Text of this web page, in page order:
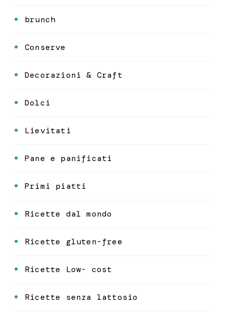
brunch
Conserve
Decorazioni & Craft
Dolci
Lievitati
Pane e panificati
Primi piatti
Ricette dal mondo
Ricette gluten-free
Ricette Low- cost
Ricette senza lattosio